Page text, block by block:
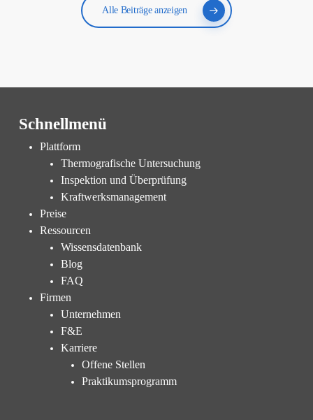
Alle Beiträge anzeigen
Schnellmenü
Plattform
Thermografische Untersuchung
Inspektion und Überprüfung
Kraftwerksmanagement
Preise
Ressourcen
Wissensdatenbank
Blog
FAQ
Firmen
Unternehmen
F&E
Karriere
Offene Stellen
Praktikumsprogramm